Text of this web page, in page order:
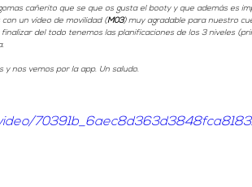
cañerito que se que os gusta el booty y que además es
un vídeo de movilidad (M03) muy agradable para nuestro
del todo tenemos las planificaciones de los 3 niveles
nos vemos por la app. Un saludo.